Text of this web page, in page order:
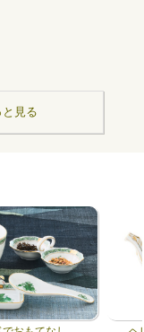
見る